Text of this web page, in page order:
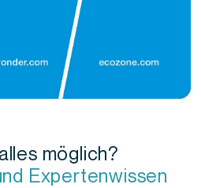
möglich?
Expertenwissen